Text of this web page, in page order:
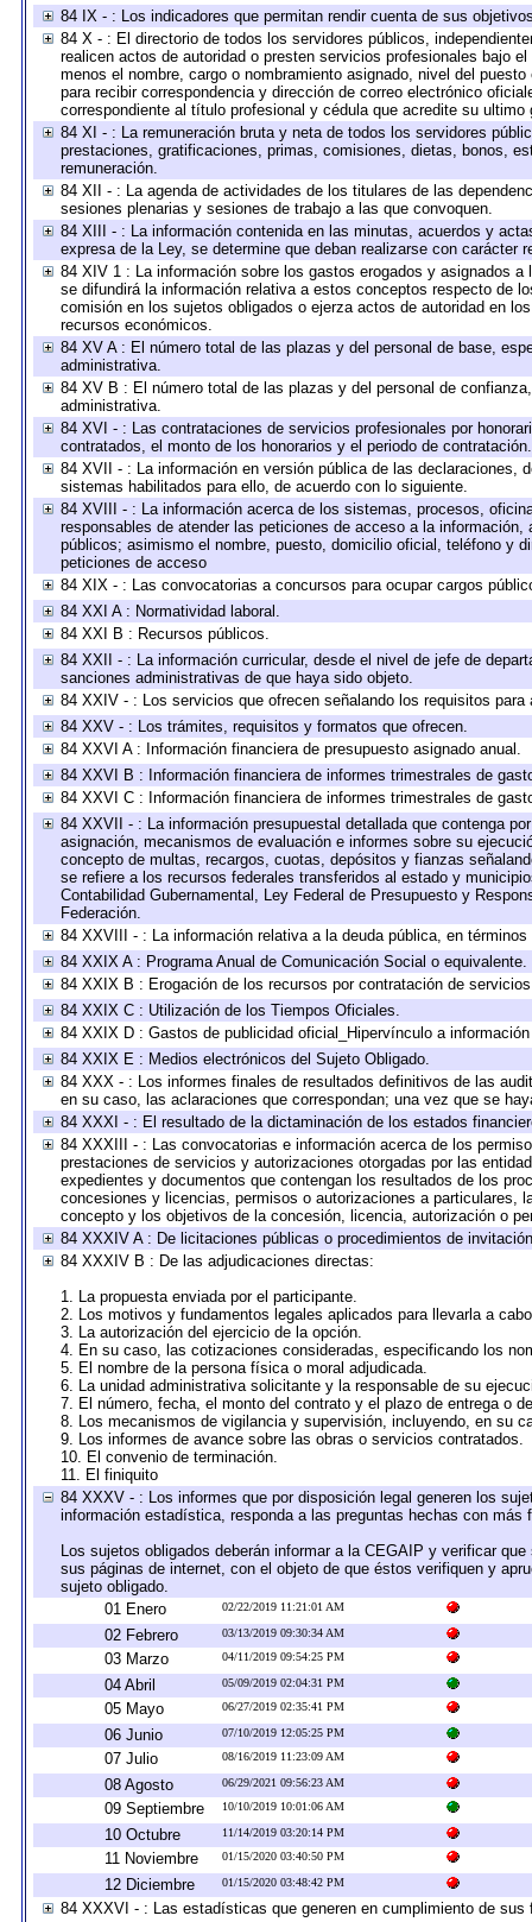
84 IX - : Los indicadores que permitan rendir cuenta de sus
84 X - : El directorio de todos los servidores públicos,
realicen actos de autoridad o presten servicios profesionales bajo
menos el nombre, cargo o nombramiento asignado, nivel del
para recibir correspondencia y dirección de correo electrónico
correspondiente al título profesional y cédula que acredite su ultimo
84 XI - : La remuneración bruta y neta de todos los servidores
prestaciones, gratificaciones, primas, comisiones, dietas, bonos,
remuneración.
84 XII - : La agenda de actividades de los titulares de las
sesiones plenarias y sesiones de trabajo a las que convoquen.
84 XIII - : La información contenida en las minutas, acuerdos y
expresa de la Ley, se determine que deban realizarse con carácter
84 XIV 1 : La información sobre los gastos erogados y asignados
se difundirá la información relativa a estos conceptos respecto de
comisión en los sujetos obligados o ejerza actos de autoridad en
recursos económicos.
84 XV A : El número total de las plazas y del personal de base,
administrativa.
84 XV B : El número total de las plazas y del personal de
administrativa.
84 XVI - : Las contrataciones de servicios profesionales por
contratados, el monto de los honorarios y el periodo de contratación.
84 XVII - : La información en versión pública de las
sistemas habilitados para ello, de acuerdo con lo siguiente.
84 XVIII - : La información acerca de los sistemas, procesos,
responsables de atender las peticiones de acceso a la
públicos; asimismo el nombre, puesto, domicilio oficial, teléfono y
peticiones de acceso
84 XIX - : Las convocatorias a concursos para ocupar cargos
84 XXI A : Normatividad laboral.
84 XXI B : Recursos públicos.
84 XXII - : La información curricular, desde el nivel de jefe de
sanciones administrativas de que haya sido objeto.
84 XXIV - : Los servicios que ofrecen señalando los requisitos para
84 XXV - : Los trámites, requisitos y formatos que ofrecen.
84 XXVI A : Información financiera de presupuesto asignado anual.
84 XXVI B : Información financiera de informes trimestrales de
84 XXVI C : Información financiera de informes trimestrales de
84 XXVII - : La información presupuestal detallada que contenga
asignación, mecanismos de evaluación e informes sobre su
concepto de multas, recargos, cuotas, depósitos y fianzas
se refiere a los recursos federales transferidos al estado y
Contabilidad Gubernamental, Ley Federal de Presupuesto y
Federación.
84 XXVIII - : La información relativa a la deuda pública, en
84 XXIX A : Programa Anual de Comunicación Social o equivalente.
84 XXIX B : Erogación de los recursos por contratación de
84 XXIX C : Utilización de los Tiempos Oficiales.
84 XXIX D : Gastos de publicidad oficial_Hipervínculo a
84 XXIX E : Medios electrónicos del Sujeto Obligado.
84 XXX - : Los informes finales de resultados definitivos de las
en su caso, las aclaraciones que correspondan; una vez que se
84 XXXI - : El resultado de la dictaminación de los estados
84 XXXIII - : Las convocatorias e información acerca de los
prestaciones de servicios y autorizaciones otorgadas por las
expedientes y documentos que contengan los resultados de los
concesiones y licencias, permisos o autorizaciones a particulares,
concepto y los objetivos de la concesión, licencia, autorización o
84 XXXIV A : De licitaciones públicas o procedimientos de
84 XXXIV B : De las adjudicaciones directas:
1. La propuesta enviada por el participante.
2. Los motivos y fundamentos legales aplicados para llevarla a
3. La autorización del ejercicio de la opción.
4. En su caso, las cotizaciones consideradas, especificando los
5. El nombre de la persona física o moral adjudicada.
6. La unidad administrativa solicitante y la responsable de su
7. El número, fecha, el monto del contrato y el plazo de entrega o
8. Los mecanismos de vigilancia y supervisión, incluyendo, en su
9. Los informes de avance sobre las obras o servicios contratados.
10. El convenio de terminación.
11. El finiquito
84 XXXV - : Los informes que por disposición legal generen los
información estadística, responda a las preguntas hechas con más
Los sujetos obligados deberán informar a la CEGAIP y verificar
sus páginas de internet, con el objeto de que éstos verifiquen y
sujeto obligado.
01 Enero
02/22/2019 11:21:01 AM
02 Febrero 03/13/2019 09:30:34 AM
03 Marzo 04/11/2019 09:54:25 PM
04 Abril 05/09/2019 02:04:31 PM
05 Mayo 06/27/2019 02:35:41 PM
06 Junio 07/10/2019 12:05:25 PM
07 Julio 08/16/2019 11:23:09 AM
08 Agosto 06/29/2021 09:56:23 AM
09 Septiembre 10/10/2019 10:01:06 AM
10 Octubre 11/14/2019 03:20:14 PM
11 Noviembre 01/15/2020 03:40:50 PM
12 Diciembre 01/15/2020 03:48:42 PM
84 XXXVI - : Las estadísticas que generen en cumplimiento de